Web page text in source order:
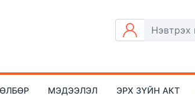
МЭДЭЭЛЭЛ ЭРХ ЗҮЙН АКТ